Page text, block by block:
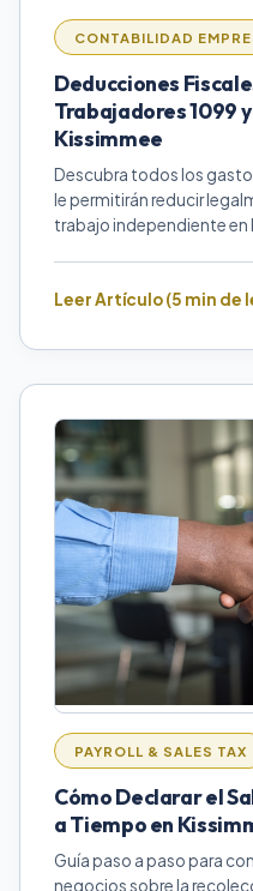
CONTABILIDAD
Deducciones
Trabajadores 1099
Kissimmee
Descubra todos los
le permitirán reducir
trabajo independiente en
Leer Artículo (5 min de
PAYROLL & SALES TAX
Cómo Declarar el
a Tiempo en
Guía paso a paso para
negocios sobre la